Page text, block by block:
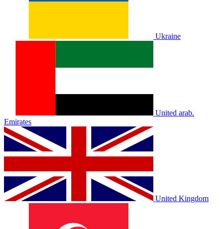
Ukraine
United arab.
Emirates
United Kingdom